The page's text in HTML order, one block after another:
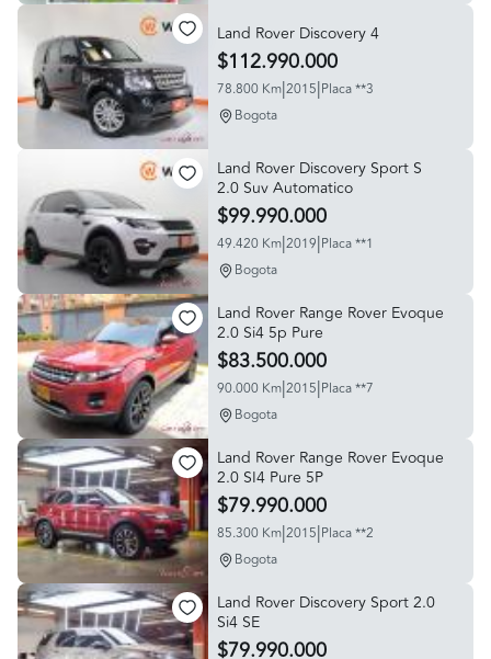
Land Rover Discovery 4
$112.990.000
78.800 Km|2015|Placa **3
Bogota
Land Rover Discovery Sport S
2.0 Suv Automatico
$99.990.000
49.420 Km|2019|Placa **1
Bogota
Land Rover Range Rover Evoque
2.0 Si4 5p Pure
$83.500.000
90.000 Km|2015|Placa **7
Bogota
Land Rover Range Rover Evoque
2.0 SI4 Pure 5P
$79.990.000
85.300 Km|2015|Placa **2
Bogota
Land Rover Discovery Sport 2.0
Si4 SE
$79.990.000